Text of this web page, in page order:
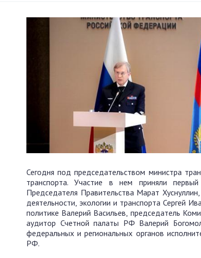
Сегодня под председательством министра
транспорта. Участие в нем приняли
Председателя Правительства Марат
деятельности, экологии и транспорта Сергей
политике Валерий Васильев, председатель
аудитор Счетной палаты РФ Валерий
федеральных и региональных органов
РФ.